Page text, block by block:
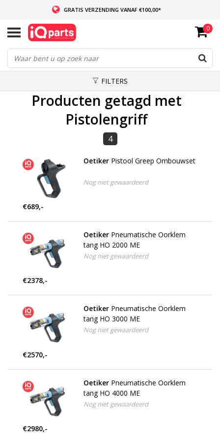
GRATIS VERZENDING VANAF €100,00*
INDIEN VOORRADIG: VOOR 14:00 BESTELD, ZELFDE DAG VERZONDEN
WERELDWIJDE LEVERING
0
FILTERS
Producten getagd met
Pistolengriff
4
Oetiker Pistool Greep Ombouwset
Nog niet gewaardeerd
€689,-
Oetiker Pneumatische Oorklem
tang HO 2000 ME
Nog niet gewaardeerd
€2378,-
Oetiker Pneumatische Oorklem
tang HO 3000 ME
Nog niet gewaardeerd
€2570,-
Oetiker Pneumatische Oorklem
tang HO 4000 ME
Nog niet gewaardeerd
€2980,-